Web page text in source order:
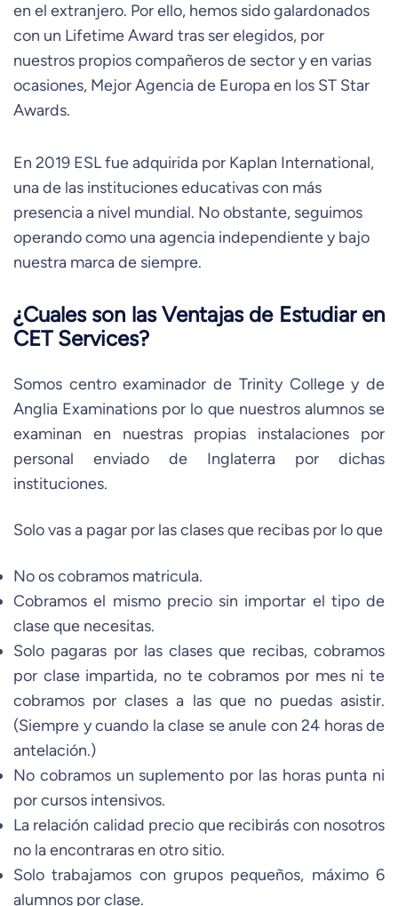
en el extranjero. Por ello, hemos sido galardonados
con un Lifetime Award tras ser elegidos, por
nuestros propios compañeros de sector y en varias
ocasiones, Mejor Agencia de Europa en los ST Star
Awards.
En 2019 ESL fue adquirida por Kaplan International,
una de las instituciones educativas con más
presencia a nivel mundial. No obstante, seguimos
operando como una agencia independiente y bajo
nuestra marca de siempre.
¿Cuales son las Ventajas de Estudiar en
CET Services?
Somos centro examinador de Trinity College y de
Anglia Examinations por lo que nuestros alumnos se
examinan en nuestras propias instalaciones por
personal enviado de Inglaterra por dichas
instituciones.
Solo vas a pagar por las clases que recibas por lo que
No os cobramos matricula.
Cobramos el mismo precio sin importar el tipo de
clase que necesitas.
Solo pagaras por las clases que recibas, cobramos
por clase impartida, no te cobramos por mes ni te
cobramos por clases a las que no puedas asistir.
(Siempre y cuando la clase se anule con 24 horas de
antelación.)
No cobramos un suplemento por las horas punta ni
por cursos intensivos.
La relación calidad precio que recibirás con nosotros
no la encontraras en otro sitio.
Solo trabajamos con grupos pequeños, máximo 6
alumnos por clase.